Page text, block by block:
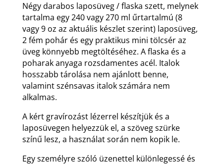
Négy darabos laposüveg / flaska szett, melynek
tartalma egy 240 vagy 270 ml űrtartalmú (8
vagy 9 oz az aktuális készlet szerint) laposüveg,
2 fém pohár és egy praktikus mini tölcsér az
üveg könnyebb megtöltéséhez. A flaska és a
poharak anyaga rozsdamentes acél. Italok
hosszabb tárolása nem ajánlott benne,
valamint szénsavas italok számára nem
alkalmas.
A kért gravírozást lézerrel készítjük és a
laposüvegen helyezzük el, a szöveg szürke
színű lesz, a használat során nem kopik le.
Egy személyre szóló üzenettel különlegessé és